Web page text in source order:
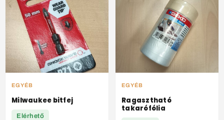
EGYÉB
Milwaukee bitfej
Elérhető
EGYÉB
Ragasztható
takarófólia